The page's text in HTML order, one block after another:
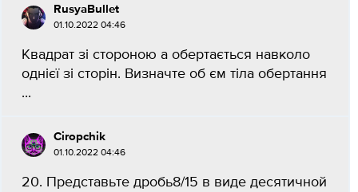
RusyaBullet
01.10.2022 04:46
Квадрат зі стороною а обертається навколо
однієї зі сторін. Визначте об єм тіла обертання
​...
Ciropchik
01.10.2022 04:46
20. Представьте дробь8/15 в виде десятичной